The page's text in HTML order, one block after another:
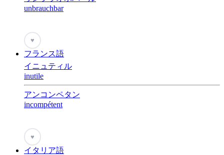
unbrauchbar
♥
フランス語
イニュティル
inutile
アンコンペタン
incompétent
♥
イタリア語